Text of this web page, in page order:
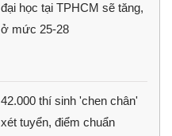
đại học tại TPHCM sẽ tăng,
ở mức 25-28
42.000 thí sinh 'chen chân'
xét tuyển, điểm chuẩn